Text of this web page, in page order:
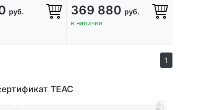
руб. 369 880 руб.
в наличии
1
TEAC